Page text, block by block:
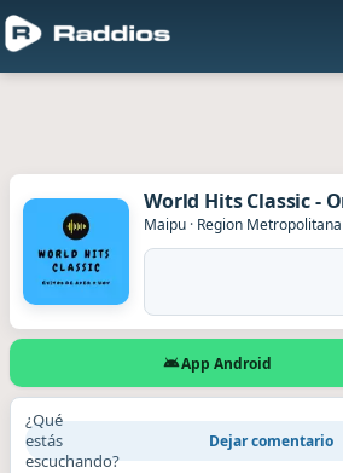
World Hits Classic -
Maipu · Region Metropolitana
App Android
¿Qué
estás
escuchando?
Dejar comentario